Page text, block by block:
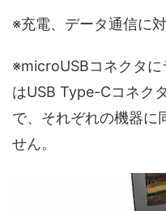
※充電、データ通信に
※microUSBコネクタ
はUSB Type-Cコネク
で、それぞれの機器に
せん。